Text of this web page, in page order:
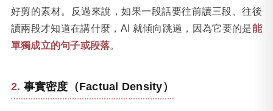
好剪的素材。反過來說，如果一段話要往前讀三段、往後
讀兩段才知道在講什麼，AI 就傾向跳過，因為它要的是能
單獨成立的句子或段落。
事實密度（Factual Density）